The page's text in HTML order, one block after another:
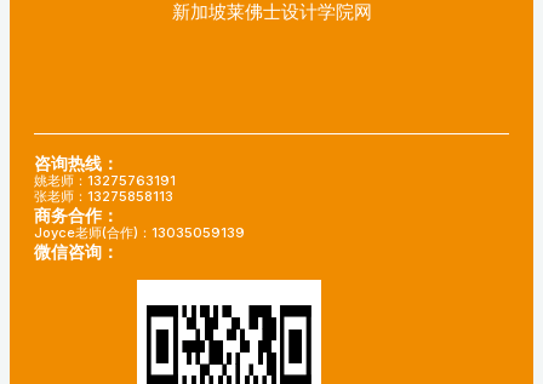
新加坡莱佛士设计学院网
咨询热线：
姚老师：13275763191
张老师：13275858113
商务合作：
Joyce老师(合作)：13035059139
微信咨询：